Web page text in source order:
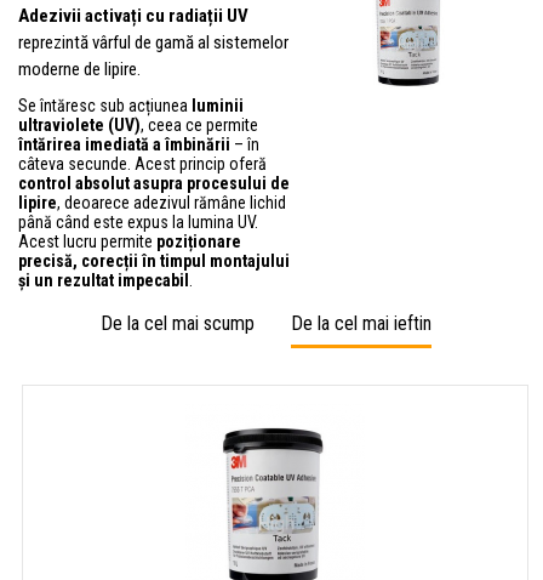
Adezivii activați cu radiații UV
reprezintă vârful de gamă al sistemelor
moderne de lipire.
Se întăresc sub acțiunea luminii
ultraviolete (UV), ceea ce permite
întărirea imediată a îmbinării – în
câteva secunde. Acest princip oferă
control absolut asupra procesului de
lipire, deoarece adezivul rămâne lichid
până când este expus la lumina UV.
Acest lucru permite poziționare
precisă, corecții în timpul montajului
și un rezultat impecabil
De la cel mai scump De la cel mai ieftin